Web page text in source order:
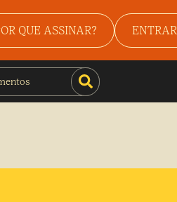
QUE ASSINAR? ENTRAR